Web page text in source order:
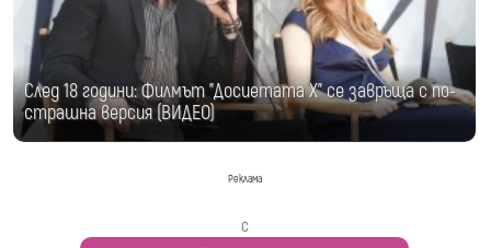
След 18 години: Филмът "Досиетата Х" се завръща с по-
страшна версия (ВИДЕО)
Реклама
с